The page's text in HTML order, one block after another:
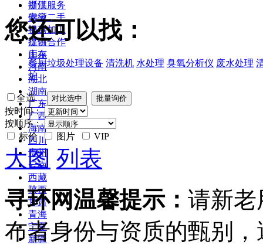
浙江
安徽
福建
江西
山东
河南
湖北
湖南
广东
广西
海南
四川
贵州
云南
西藏
陕西
甘肃
青海
宁夏
新疆
提供服务
供应二手
提供加工
提供合作
库存
您还可以找：
餐厨垃圾处理设备 清洗机 水处理 臭氧分析仪 废水处理
炉
全选
按时间：
按顺序：
标价
图片 VIP
大图 列表
寻环网温馨提示： 请新老
布者身份与资质的甄别